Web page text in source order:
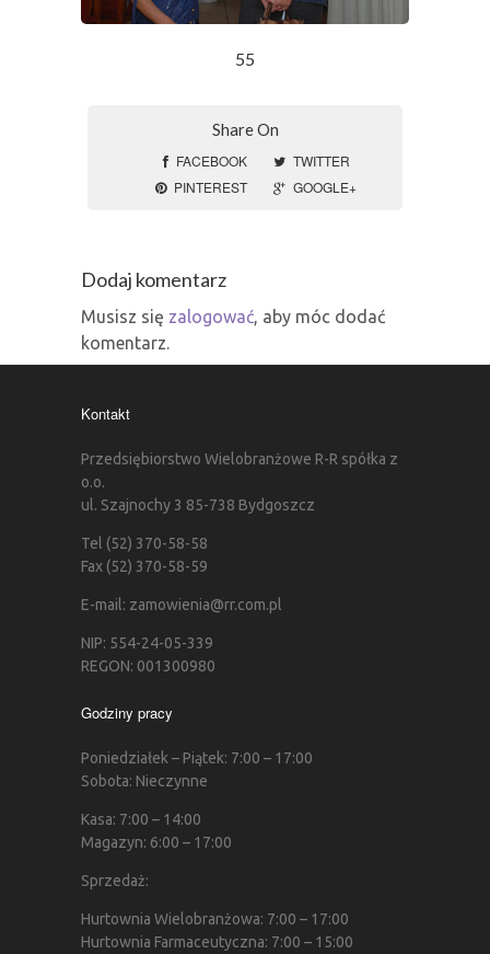
55
Share On
FACEBOOK
TWITTER
PINTEREST
GOOGLE+
Dodaj komentarz
Musisz się zalogować, aby móc dodać
komentarz.
Kontakt
Przedsiębiorstwo Wielobranżowe R-R spółka z
o.o.
ul. Szajnochy 3 85-738 Bydgoszcz
Tel (52) 370-58-58
Fax (52) 370-58-59
E-mail: zamowienia@rr.com.pl
NIP: 554-24-05-339
REGON: 001300980
Godziny pracy
Poniedziałek – Piątek: 7:00 – 17:00
Sobota: Nieczynne
Kasa: 7:00 – 14:00
Magazyn: 6:00 – 17:00
Sprzedaż:
Hurtownia Wielobranżowa: 7:00 – 17:00
Hurtownia Farmaceutyczna: 7:00 – 15:00